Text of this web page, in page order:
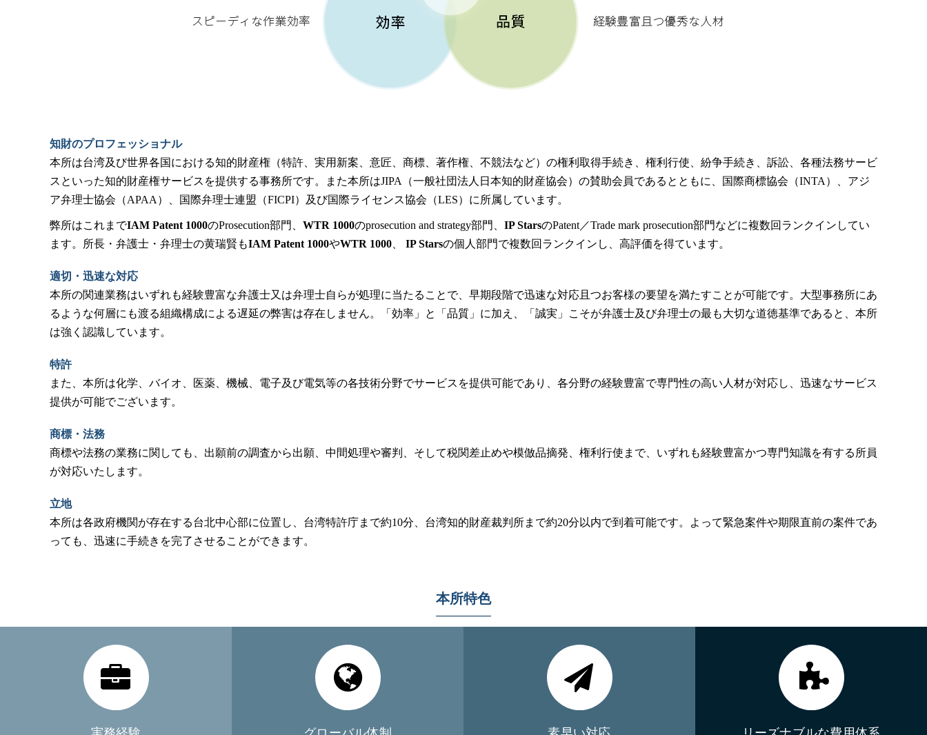
知財のプロフェッショナル
本所は台湾及び世界各国における知的財産権（特許、実用新案、意匠、商標、著作権、不競法など）の権利取得手続き、権利行使、紛争手続き、訴訟、各種法務サービ
スといった知的財産権サービスを提供する事務所です。また本所はJIPA（一般社団法人日本知的財産協会）の賛助会員であるとともに、国際商標協会（INTA）、アジ
ア弁理士協会（APAA）、国際弁理士連盟（FICPI）及び国際ライセンス協会（LES）に所属しています。
弊所はこれまでIAM Patent 1000のProsecution部門、 WTR 1000のprosecution and strategy部門、 IP StarsのPatent／Trade mark prosecution部門などに複数回ランクインしてい
ます。所長・弁護士・弁理士の黄瑞賢もIAM Patent 1000やWTR 1000 IP Starsの個人部門で複数回ランクインし、高評価を得ています。
適切・迅速な対応
本所の関連業務はいずれも経験豊富な弁護士又は弁理士自らが処理に当たることで、早期段階で迅速な対応且つお客様の要望を満たすことが可能です。大型事務所にあ
るような何層にも渡る組織構成による遅延の弊害は存在しません。「効率」と「品質」に加え、「誠実」こそが弁護士及び弁理士の最も大切な道徳基準であると、本所
は強く認識しています。
特許
また、本所は化学、バイオ、医薬、機械、電子及び電気等の各技術分野でサービスを提供可能であり、各分野の経験豊富で専門性の高い人材が対応し、迅速なサービス
提供が可能でございます。
商標・法務
商標や法務の業務に関しても、出願前の調査から出願、中間処理や審判、そして税関差止めや模倣品摘発、権利行使まで、いずれも経験豊富かつ専門知識を有する所員
が対応いたします。
立地
本所は各政府機関が存在する台北中心部に位置し、台湾特許庁まで約10分、台湾知的財産裁判所まで約20分以内で到着可能です。よって緊急案件や期限直前の案件であ
っても、迅速に手続きを完了させることができます。
本所特色